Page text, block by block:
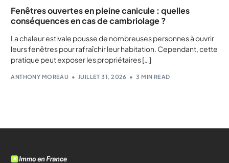
Fenêtres ouvertes en pleine canicule : quelles
conséquences en cas de cambriolage ?
La chaleur estivale pousse de nombreuses personnes à ouvrir
leurs fenêtres pour rafraîchir leur habitation. Cependant, cette
pratique peut exposer les propriétaires […]
ANTHONY MOREAU JUILLET 31, 2026 3 MIN READ